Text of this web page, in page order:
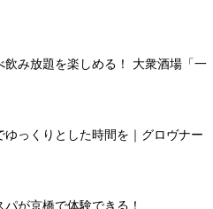
飲み放題を楽しめる！ 大衆酒場「一
ゆっくりとした時間を｜グロヴナー
が京橋で体験できる！